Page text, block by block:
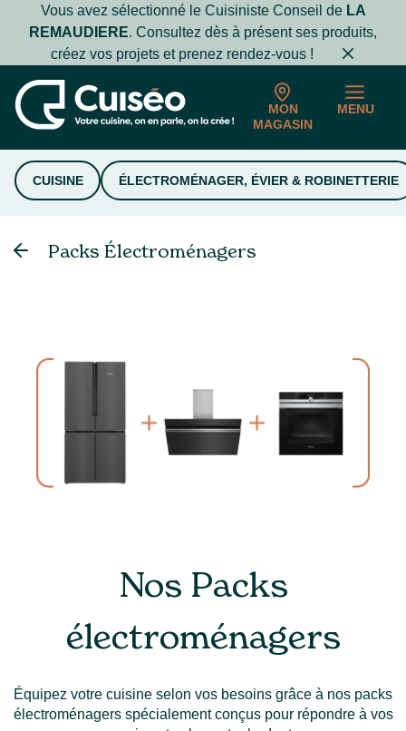
Vous avez sélectionné le Cuisiniste Conseil de LA
REMAUDIERE. Consultez dès à présent ses produits,
créez vos projets et prenez rendez-vous !
MON
MAGASIN
MENU
CUISINE ÉLECTROMÉNAGER, ÉVIER & ROBINETTERIE
Packs Électroménagers
Nos Packs
électroménagers
Équipez votre cuisine selon vos besoins grâce à nos packs
électroménagers spécialement conçus pour répondre à vos